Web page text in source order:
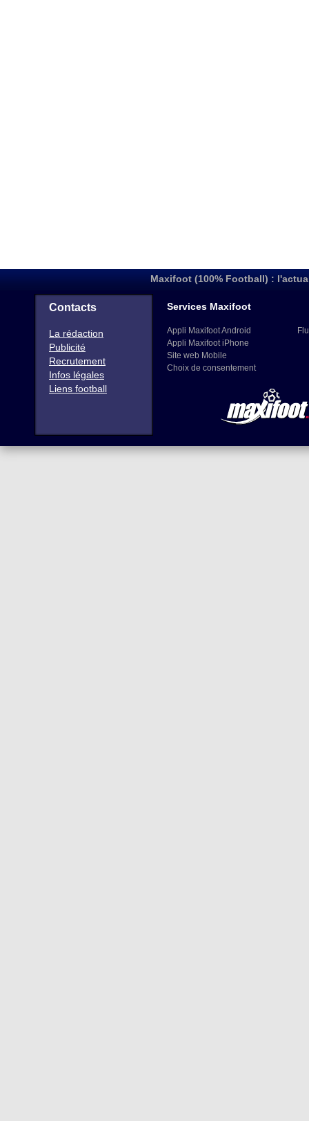
Maxifoot (100% Football) :
Contacts
La rédaction
Publicité
Recrutement
Infos légales
Liens football
Services Maxifoot
Appli Maxifoot Android
Appli Maxifoot iPhone
Site web Mobile
Choix de consentement